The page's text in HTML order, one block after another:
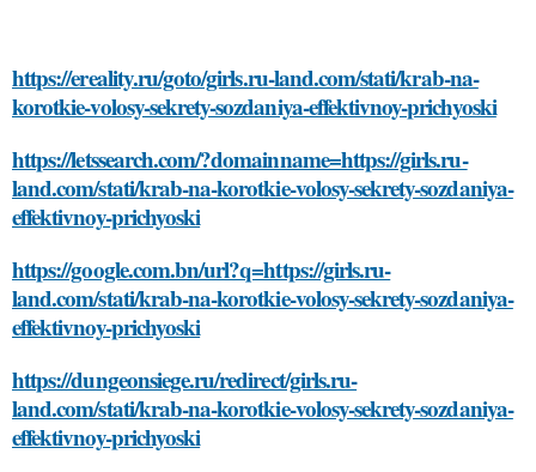
https://ereality.ru/goto/girls.ru-land.com/stati/krab-na-
korotkie-volosy-sekrety-sozdaniya-effektivnoy-prichyoski
https://letssearch.com/?domainname=https://girls.ru-
land.com/stati/krab-na-korotkie-volosy-sekrety-sozdaniya-
effektivnoy-prichyoski
https://google.com.bn/url?q=https://girls.ru-
land.com/stati/krab-na-korotkie-volosy-sekrety-sozdaniya-
effektivnoy-prichyoski
https://dungeonsiege.ru/redirect/girls.ru-
land.com/stati/krab-na-korotkie-volosy-sekrety-sozdaniya-
effektivnoy-prichyoski